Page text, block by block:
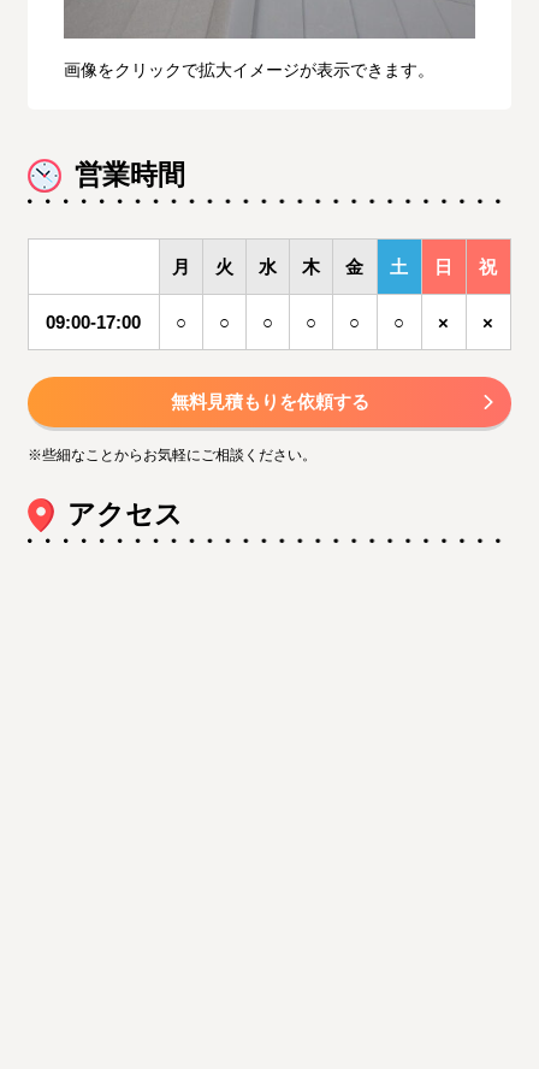
画像をクリックで拡大イメージが表示できます。
営業時間
月 火 水 木 金 土 日 祝
09:00-17:00 ○ ○ ○ ○ ○ ○ × ×
無料見積もりを依頼する
※些細なことからお気軽にご相談ください。
アクセス